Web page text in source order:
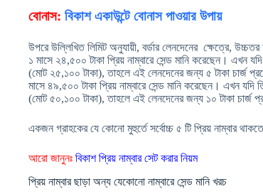
বোনাস: বিকাশ একাউন্টে বোনাস পাওয়ার উপায়
উপরে উল্লিখিত লিমিট অনুযায়ী, বর্ডার লেনদেনের ক্ষেত্রে,
১ মাসে ২৪,৫০০ টাকা প্রিয় নাম্বারে সেন্ড মানি করেছেন। এখন
(মোট ২৫,১০০ টাকা), তাহলে এই লেনদেনের জন্য ৫ টাকা চার্জ
মাসে ৪৯,৫০০ টাকা প্রিয় নাম্বারে সেন্ড মানি করেছেন। এখন যদি
(মোট ৫০,১০০ টাকা), তাহলে এই লেনদেনের জন্য ১০ টাকা চার্জ
একজন গ্রাহকের যে কোনো মুহুর্তে সর্বোচ্চ ৫ টি প্রিয় নাম্বার
আরো জানুনঃ বিকাশ প্রিয় নাম্বার সেট করার নিয়ম
প্রিয় নাম্বার ছাড়া অন্য যেকোনো নাম্বারে সেন্ড মানি খরচ